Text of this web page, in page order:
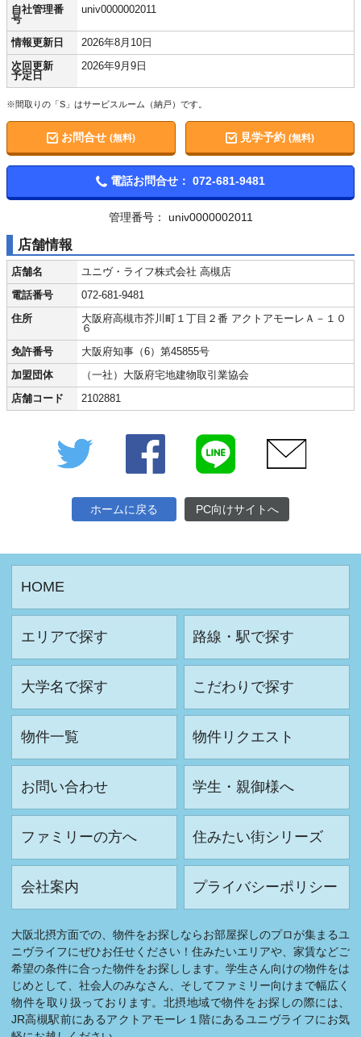
自社管理番
号
univ0000002011
情報更新日 2026年8月10日
次回更新
予定日
2026年9月9日
※間取りの「S」はサービスルーム（納戸）です。
お問合せ (無料) 見学予約(無料)
電話お問合せ： 072-681-9481
管理番号： univ0000002011
店舗情報
店舗名 ユニヴ・ライフ株式会社 高槻店
電話番号 072-681-9481
住所
大阪府高槻市芥川町１丁目２番 アクトアモーレＡ－１０
６
免許番号 大阪府知事（6）第45855号
加盟団体 （一社）大阪府宅地建物取引業協会
店舗コード 2102881
Twitter Facebook
ホームに戻る PC向けサイトへ
HOME
エリアで探す 路線・駅で探す
大学名で探す こだわりで探す
物件一覧 物件リクエスト
お問い合わせ 学生・親御様へ
ファミリーの方へ 住みたい街シリーズ
会社案内 プライバシーポリシー
大阪北摂方面での、物件をお探しならお部屋探しのプロが集まるユ
ニヴライフにぜひお任せください！住みたいエリアや、家賃などご
希望の条件に合った物件をお探しします。学生さん向けの物件をは
じめとして、社会人のみなさん、そしてファミリー向けまで幅広く
物件を取り扱っております。北摂地域で物件をお探しの際には、
JR高槻駅前にあるアクトアモーレ１階にあるユニヴライフにお気